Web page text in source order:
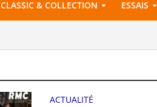
CLASSIC & COLLECTION ESSAIS
ACTUALITÉ